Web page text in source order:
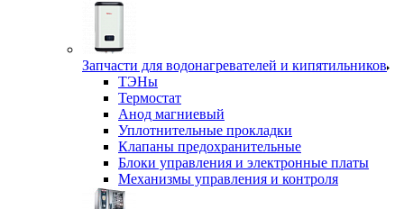
Запчасти для водонагревателей и кипятильников
ТЭНы
Термостат
Анод магниевый
Уплотнительные прокладки
Клапаны предохранительные
Блоки управления и электронные платы
Механизмы управления и контроля